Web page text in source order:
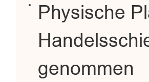
Physische
genommen